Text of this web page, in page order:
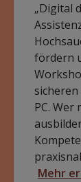
„Digital
fördern
PC.
Mehr